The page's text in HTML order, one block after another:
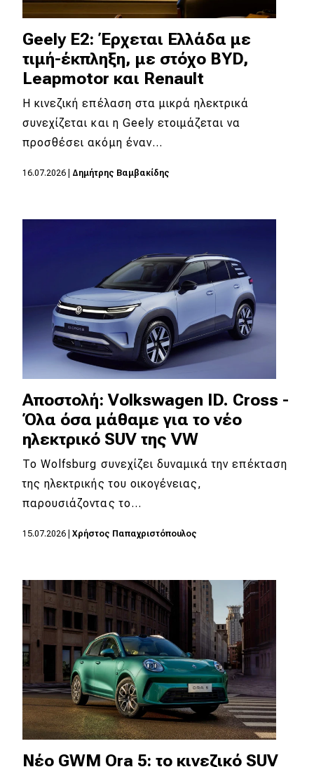
Geely E2: Έρχεται Ελλάδα με
τιμή-έκπληξη, με στόχο BYD,
Leapmotor και Renault
Η κινεζική επέλαση στα μικρά ηλεκτρικά
συνεχίζεται και η Geely ετοιμάζεται να
προσθέσει ακόμη έναν…
16.07.2026 Δημήτρης Βαμβακίδης
Αποστολή: Volkswagen ID. Cross -
Όλα όσα μάθαμε για το νέο
ηλεκτρικό SUV της VW
To Wolfsburg συνεχίζει δυναμικά την επέκταση
της ηλεκτρικής του οικογένειας,
παρουσιάζοντας το…
15.07.2026 Χρήστος Παπαχριστόπουλος
Νέο GWM Ora 5: το κινεζικό SUV